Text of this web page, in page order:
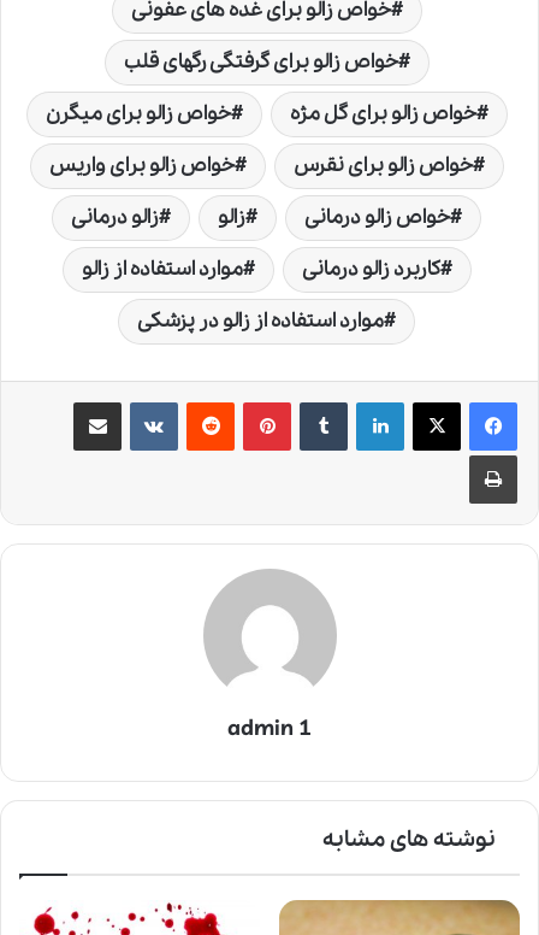
خواص زالو برای غده های عفونی
خواص زالو برای گرفتگی رگهای قلب
خواص زالو برای گل مژه
خواص زالو برای میگرن
خواص زالو برای نقرس
خواص زالو برای واریس
خواص زالو درمانی
زالو
زالو درمانی
کاربرد زالو درمانی
موارد استفاده از زالو
موارد استفاده از زالو در پزشکی
لینکدین ‫تامبلر ‫پین‌ترست‫رددیت ‫VKontakteاشتراک گذاری از طریق ایمیل
چاپ
admin 1
نوشته های مشابه